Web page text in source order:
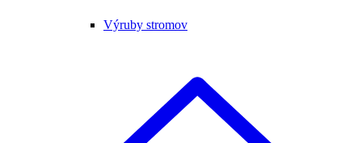
Výruby stromov